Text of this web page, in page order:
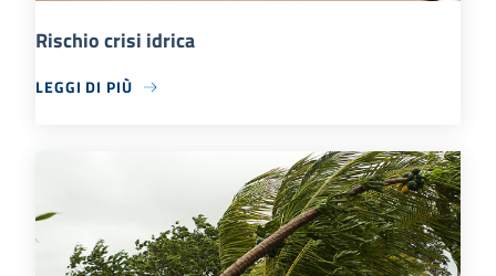
Rischio crisi idrica
LEGGI DI PIÙ